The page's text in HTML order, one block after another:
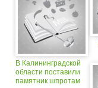
В Калининградской
области поставили
памятник шпротам